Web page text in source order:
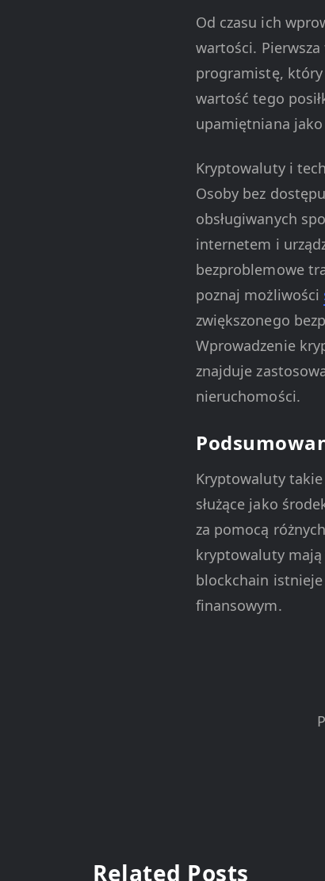
Od czasu ich
wartości. Pierwsza
programistę, który
wartość tego
upamiętniana jako
Kryptowaluty i
Osoby bez
obsługiwanych
internetem i
bezproblemowe
poznaj możliwości
zwiększonego
Wprowadzenie
znajduje
nieruchomości.
Kryptowaluty
służące jako
za pomocą
kryptowaluty mają
blockchain istnieje
finansowym.
Related Posts